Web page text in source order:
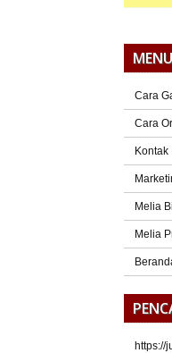
MENU
Cara
Cara
Kontak
Melia
Melia
https://